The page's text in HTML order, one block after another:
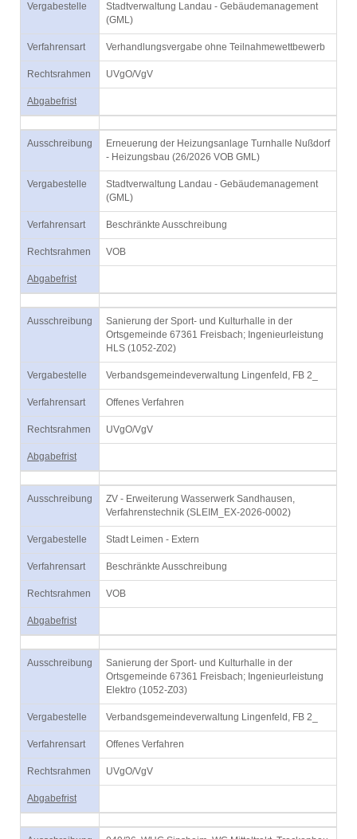
Vergabestelle
Stadtverwaltung Landau - Gebäudemanagement
(GML)
Verfahrensart Verhandlungsvergabe ohne Teilnahmewettbewerb
Rechtsrahmen UVgO/VgV
Abgabefrist
Ausschreibung
Erneuerung der Heizungsanlage Turnhalle Nußdorf
- Heizungsbau (26/2026 VOB GML)
Vergabestelle
Stadtverwaltung Landau - Gebäudemanagement
(GML)
Verfahrensart Beschränkte Ausschreibung
Rechtsrahmen VOB
Abgabefrist
Ausschreibung
Sanierung der Sport- und Kulturhalle in der
Ortsgemeinde 67361 Freisbach; Ingenieurleistung
HLS (1052-Z02)
Vergabestelle Verbandsgemeindeverwaltung Lingenfeld, FB 2_
Verfahrensart Offenes Verfahren
Rechtsrahmen UVgO/VgV
Abgabefrist
Ausschreibung
ZV - Erweiterung Wasserwerk Sandhausen,
Verfahrenstechnik (SLEIM_EX-2026-0002)
Vergabestelle Stadt Leimen - Extern
Verfahrensart Beschränkte Ausschreibung
Rechtsrahmen VOB
Abgabefrist
Ausschreibung
Sanierung der Sport- und Kulturhalle in der
Ortsgemeinde 67361 Freisbach; Ingenieurleistung
Elektro (1052-Z03)
Vergabestelle Verbandsgemeindeverwaltung Lingenfeld, FB 2_
Verfahrensart Offenes Verfahren
Rechtsrahmen UVgO/VgV
Abgabefrist